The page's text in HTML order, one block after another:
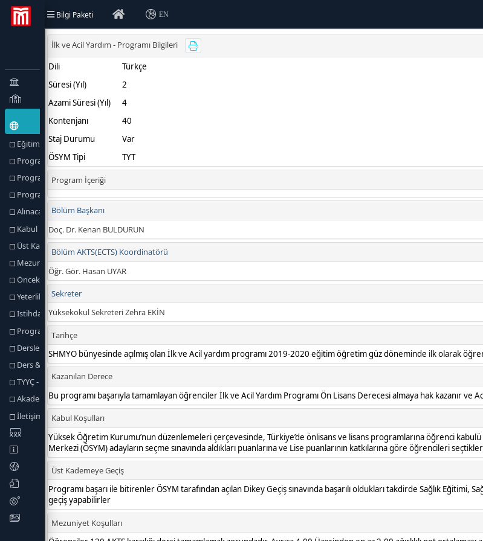
Bilgi Paketi EN
Eğitim Türü (Amaçlar) ve Hedefler
Program Hakkında
Program Profili
Program Yetkilileri
Alınacak Derece
Kabul Koşulları
Üst Kademeye Geçiş
Mezuniyet Koşulları
Önceki Öğrenmenin Tanınması
Yeterlilik Koşulları ve Kuralları
İstihdam Olanakları
Program Yeterlikleri
Dersler ve İçerikleri
Ders & Program Yeterlilikleri İlişkisi
TYYÇ - Program Yeterlilikleri İlişkisi
Akademik Personel
İletişim